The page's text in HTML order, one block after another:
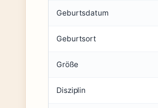
Geburtsdatum
Geburtsort
Größe
Disziplin